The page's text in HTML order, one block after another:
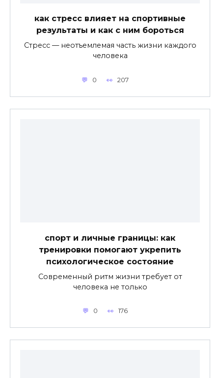
как стресс влияет на спортивные
результаты и как с ним бороться
Стресс — неотъемлемая часть жизни каждого
человека
0 207
спорт и личные границы: как
тренировки помогают укрепить
психологическое состояние
Современный ритм жизни требует от
человека не только
0 176